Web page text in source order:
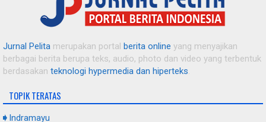
Tanggap Darurat Kekeringan: Sinergi TNI, BPBD, dan PMI
Salurkan Air Bersih untuk Warga Pasekan
Bekali Warga Binaan dengan Keterampilan, Lapas Indramayu
Gelar Pelatihan Budidaya dan Olahan Jamur Tiram
Jurnal Pelita merupakan portal berita online yang menyajikan
berbagai berita berupa teks, audio, photo dan video yang terbentuk
berdasakan teknologi hypermedia dan hiperteks.
TOPIK TERATAS
Indramayu